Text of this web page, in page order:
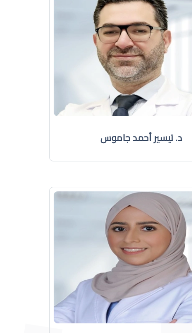
د. تيسير أحمد جاموس